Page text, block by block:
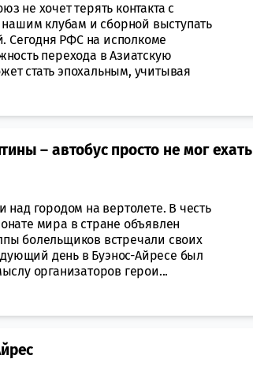
не хочет терять контакта с
клубам и сборной выступать
Сегодня РФС на исполкоме
перехода в Азиатскую
стать эпохальным, учитывая
– автобус просто не мог ехать
городом на вертолете. В честь
мира в стране объявлен
болельщиков встречали своих
день в Буэнос-Айресе был
организаторов герои...